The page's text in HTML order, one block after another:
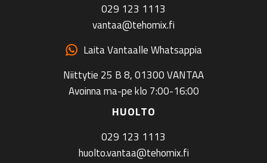
029 123 1113
vantaa@tehomix.fi
Laita Vantaalle Whatsappia
Niittytie 25 B 8, 01300 VANTAA
Avoinna ma-pe klo 7:00-16:00
HUOLTO
029 123 1113
huolto.vantaa@tehomix.fi